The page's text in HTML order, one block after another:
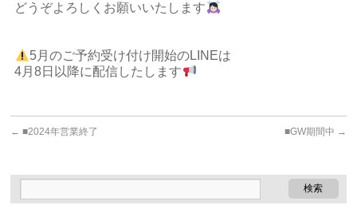
どうぞよろしくお願いいたします
5月のご予約受け付け開始のLINEは
4月8日以降に配信したします
← ■2024年営業終了 ■GW期間中 →